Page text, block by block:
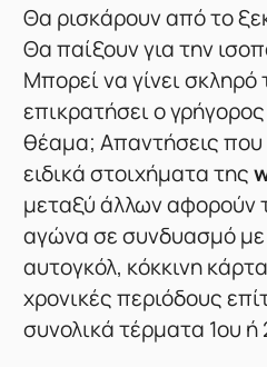
Θα ρισκάρουν από το
Θα παίξουν για την
Μπορεί να γίνει σκληρό
επικρατήσει ο
θέαμα; Απαντήσεις
ειδικά στοιχήματα της
μεταξύ άλλων αφορούν
αγώνα σε συνδυασμό
αυτογκόλ, κόκκινη
χρονικές περιόδους
συνολικά τέρματα 1ου ή